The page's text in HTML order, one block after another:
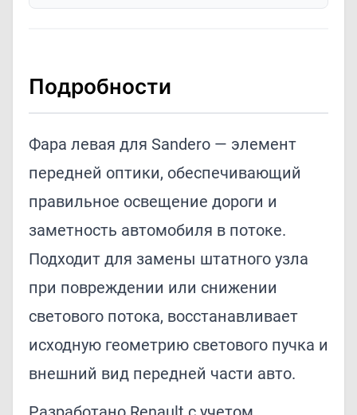
Подробности
Фара левая для Sandero — элемент
передней оптики, обеспечивающий
правильное освещение дороги и
заметность автомобиля в потоке.
Подходит для замены штатного узла
при повреждении или снижении
светового потока, восстанавливает
исходную геометрию светового пучка и
внешний вид передней части авто.